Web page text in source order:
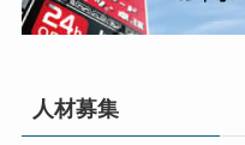
人材募集